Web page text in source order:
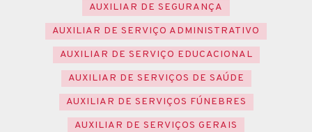
AUXILIAR DE SEGURANÇA
AUXILIAR DE SERVIÇO ADMINISTRATIVO
AUXILIAR DE SERVIÇO EDUCACIONAL
AUXILIAR DE SERVIÇOS DE SAÚDE
AUXILIAR DE SERVIÇOS FÚNEBRES
AUXILIAR DE SERVIÇOS GERAIS